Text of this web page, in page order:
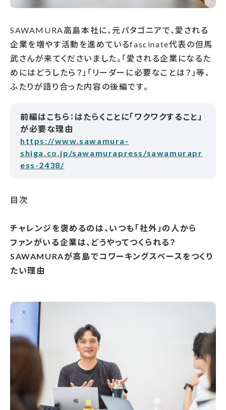
SAWAMURA高島本社に、元パタゴニアで、愛される
企業を増やす活動を進めているfascinate代表の但馬
武さんが来てくださいました。「愛される企業になるた
めにはどうしたら？」「リーダーに必要なことは？」等、
ふたりが語り合った内容の後編です。
前編はこちら：はたらくことに「ワクワクすること」
が必要な理由
https://www.sawamura-
shiga.co.jp/sawamurapress/sawamurapr
ess-2438/
目次
チャレンジを褒めるのは、いつも「社外」の人から
ファンがいる企業は、どうやってつくられる？
SAWAMURAが高島でコワーキングスペースをつくり
たい理由